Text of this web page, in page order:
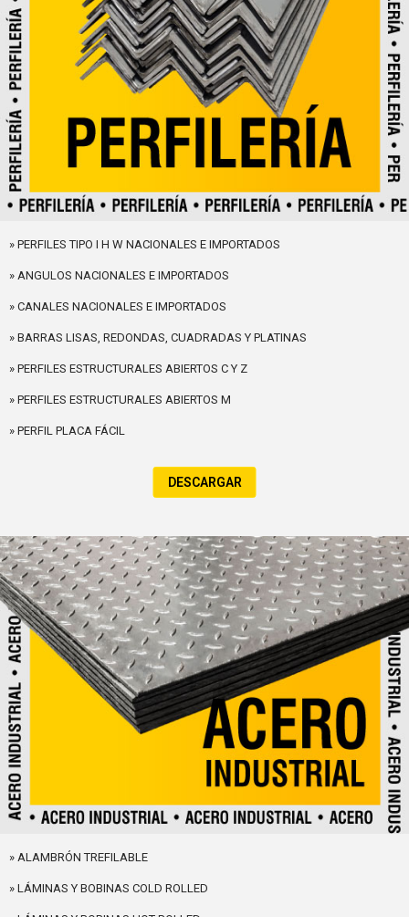
» PERFILES TIPO I H W NACIONALES E IMPORTADOS
» ANGULOS NACIONALES E IMPORTADOS
» CANALES NACIONALES E IMPORTADOS
» BARRAS LISAS, REDONDAS, CUADRADAS Y PLATINAS
» PERFILES ESTRUCTURALES ABIERTOS C Y Z
» PERFILES ESTRUCTURALES ABIERTOS M
» PERFIL PLACA FÁCIL
DESCARGAR
» ALAMBRÓN TREFILABLE
» LÁMINAS Y BOBINAS COLD ROLLED